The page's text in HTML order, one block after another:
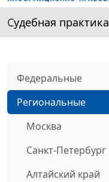
Судебная практика
Федеральные
Региональные
Москва
Санкт-Петербург
Алтайский край